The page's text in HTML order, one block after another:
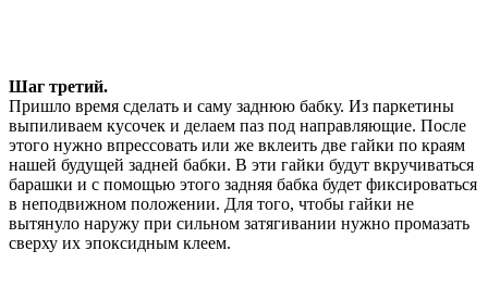
Шаг третий.
Пришло время сделать и саму заднюю бабку. Из паркетины
выпиливаем кусочек и делаем паз под направляющие. После
этого нужно впрессовать или же вклеить две гайки по краям
нашей будущей задней бабки. В эти гайки будут вкручиваться
барашки и с помощью этого задняя бабка будет фиксироваться
в неподвижном положении. Для того, чтобы гайки не
вытянуло наружу при сильном затягивании нужно промазать
сверху их эпоксидным клеем.